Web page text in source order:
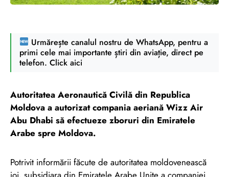
Urmărește canalul nostru de WhatsApp, pentru a
primi cele mai importante știri din aviație, direct pe
telefon. Click aici
Autoritatea Aeronautică Civilă din Republica
Moldova a autorizat compania aeriană Wizz Air
Abu Dhabi să efectueze zboruri din Emiratele
Arabe spre Moldova.
Potrivit informării făcute de autoritatea moldovenească